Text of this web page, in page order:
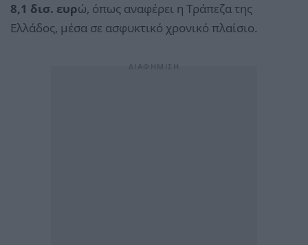
8,1 δισ. ευρώ, όπως αναφέρει η Τράπεζα της
Ελλάδος, μέσα σε ασφυκτικό χρονικό πλαίσιο.